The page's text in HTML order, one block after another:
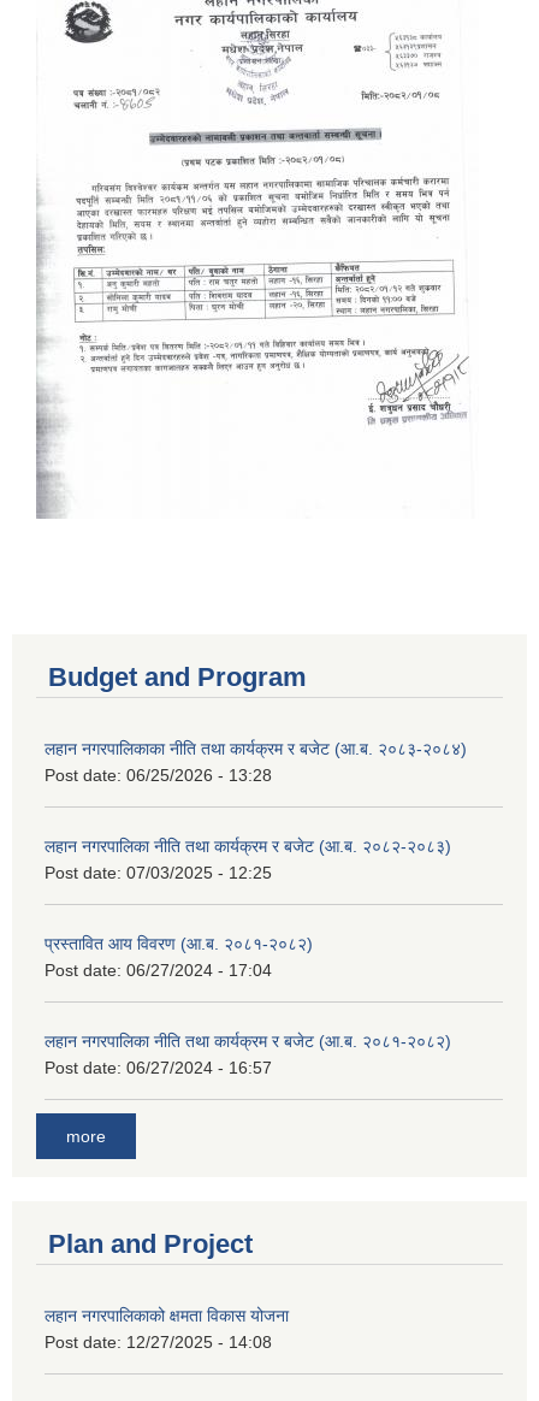
Budget and Program
लहान नगरपालिकाका नीति तथा कार्यक्रम र बजेट (आ.ब. २०८३-२०८४)
Post date: 06/25/2026 - 13:28
लहान नगरपालिका नीति तथा कार्यक्रम र बजेट (आ.ब. २०८२-२०८३)
Post date: 07/03/2025 - 12:25
प्रस्तावित आय विवरण (आ.ब. २०८१-२०८२)
Post date: 06/27/2024 - 17:04
लहान नगरपालिका नीति तथा कार्यक्रम र बजेट (आ.ब. २०८१-२०८२)
Post date: 06/27/2024 - 16:57
more
Plan and Project
लहान नगरपालिकाको क्षमता विकास योजना
Post date: 12/27/2025 - 14:08